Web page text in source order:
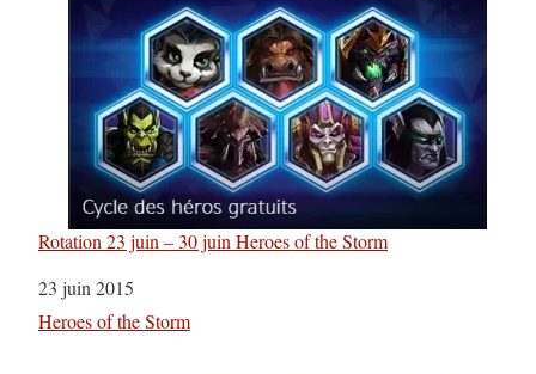
Rotation 23 juin – 30 juin Heroes of the Storm
Date
23 juin 2015
Par rapport à
Heroes of the Storm